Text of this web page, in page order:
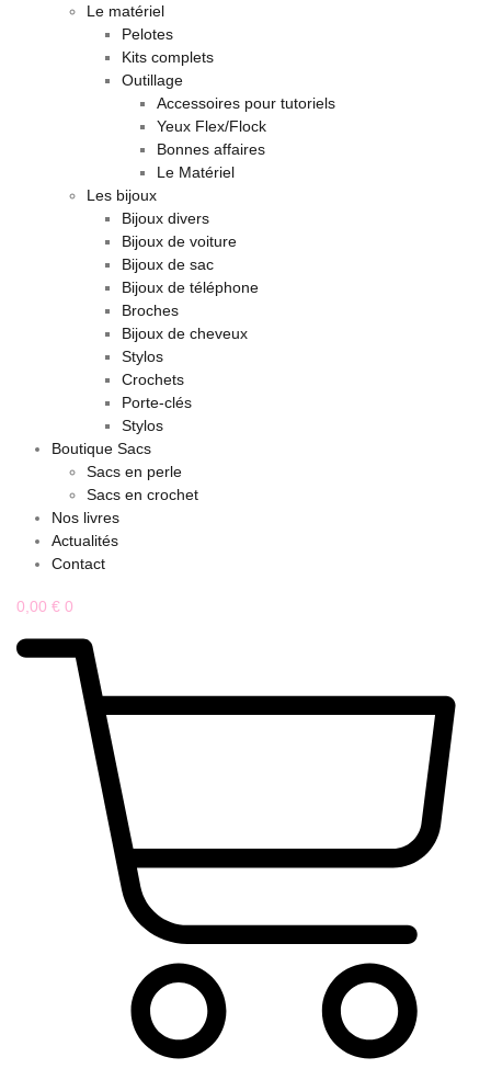
Le matériel
Pelotes
Kits complets
Outillage
Accessoires pour tutoriels
Yeux Flex/Flock
Bonnes affaires
Le Matériel
Les bijoux
Bijoux divers
Bijoux de voiture
Bijoux de sac
Bijoux de téléphone
Broches
Bijoux de cheveux
Stylos
Crochets
Porte-clés
Stylos
Boutique Sacs
Sacs en perle
Sacs en crochet
Nos livres
Actualités
Contact
0,00 € 0